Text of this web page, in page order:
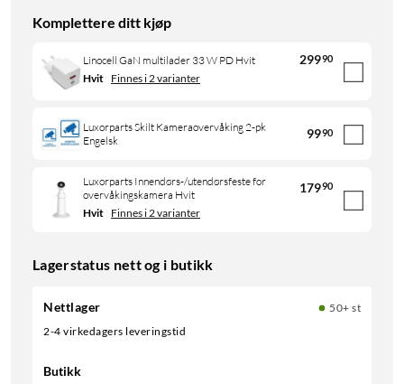
Komplettere ditt kjøp
Linocell GaN multilader 33 W PD Hvit 29990
Hvit Finnes i 2 varianter
Luxorparts Skilt Kameraovervåking 2-pk
Engelsk
9990
Luxorparts Innendørs-/utendørsfeste for
overvåkingskamera Hvit
17990
Hvit Finnes i 2 varianter
Lagerstatus nett og i butikk
Nettlager
50+ st
2-4 virkedagers leveringstid
Butikk